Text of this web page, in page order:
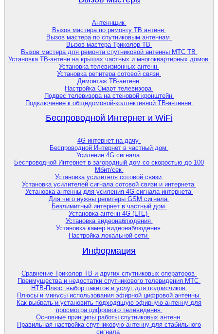
Антеннщик
Вызов мастера по ремонту ТВ антенн
Вызов мастера по спутниковым антеннам
Вызов мастера Триколор ТВ
Вызов мастера для ремонта спутниковой антенны МТС ТВ
Установка ТВ-антенн на крышах частных и многоквартирных домов
Установка телевизионных антенн
Установка репитера сотовой связи
Демонтаж ТВ-антенн
Настройка Смарт телевизора
Подвес телевизора на стеновой кронштейн
Подключение к общедомовой-коллективной ТВ-антенне
Беспроводной Интернет и WiFi
4G интернет на дачу
Беспроводной Интернет в частный дом
Усиление 4G сигнала
Беспроводной Интернет в загородный дом со скоростью до 100
Мбит/сек
Установка усилителя сотовой связи
Установка усилителей сигнала сотовой связи и интернета
Установка антенны для усиления 4G сигнала интернета
Для чего нужны репитеры GSM сигнала
Безлимитный интернет в частный дом
Установка антенн 4G (LTE)
Установка видеонаблюдения
Установка камер видеонаблюдения
Настройка локальной сети
Информация
Сравнение Триколор ТВ и других спутниковых операторов
Преимущества и недостатки спутникового телевидения МТС
НТВ-Плюс: выбор пакетов и услуг для подписчиков
Плюсы и минусы использования эфирной цифровой антенны
Как выбрать и установить подходящую эфирную антенну для
просмотра цифрового телевидения
Основные принципы работы спутниковых антенн
Правильная настройка спутниковую антенну для стабильного
сигнала